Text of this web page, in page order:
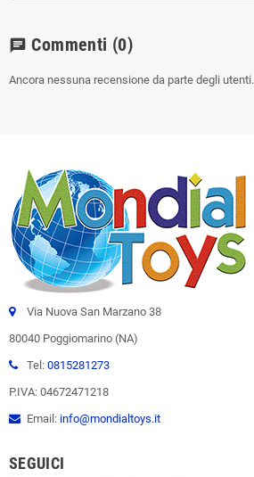
chat Commenti (0)
Ancora nessuna recensione da parte degli utenti.
Via Nuova San Marzano 38
80040 Poggiomarino (NA)
Tel: 0815281273
P.IVA: 04672471218
Email: info@mondialtoys.it
SEGUICI